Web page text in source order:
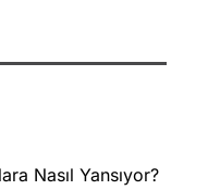
Nasıl Yansıyor?